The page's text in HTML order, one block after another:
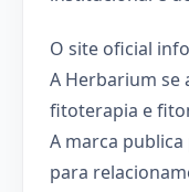
O site oficial
A Herbarium se
fitoterapia e
A marca
para